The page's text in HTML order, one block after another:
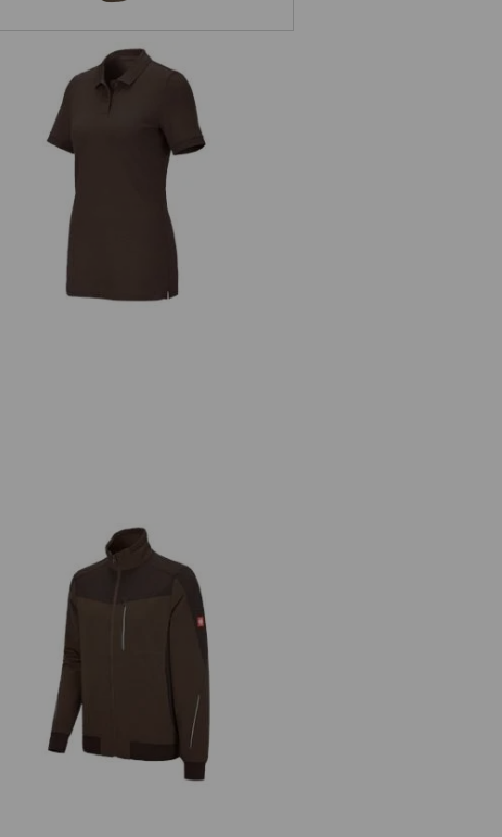
e.s. Piqué-Polo cotton stretch, dames
Functioneel werkjack e.s.dynashield